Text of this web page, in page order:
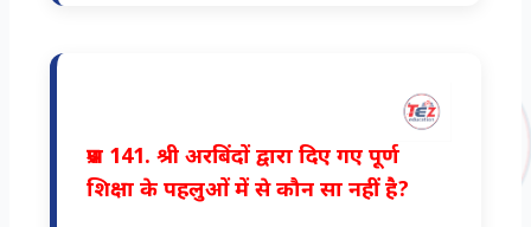
प्रश्न 141. श्री अरबिंदों द्वारा दिए गए पूर्ण
शिक्षा के पहलुओं में से कौन सा नहीं है?